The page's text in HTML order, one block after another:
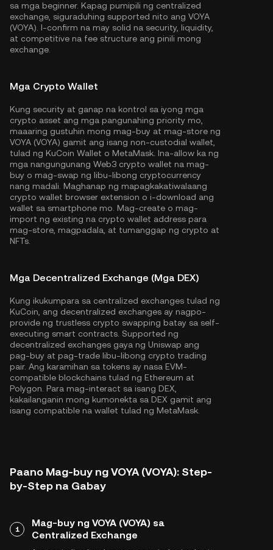
sa mga beginner. Kapag pumipili ng centralized
exchange, siguraduhing supported nito ang VOYA
(VOYA). I-confirm na may solid na security, liquidity,
at competitive na fee structure ang pinili mong
exchange.
Mga Crypto Wallet
Kung security at ganap na kontrol sa iyong mga
crypto asset ang mga pangunahing priority mo,
maaaring gustuhin mong mag-buy at mag-store ng
VOYA (VOYA) gamit ang isang non-custodial wallet,
tulad ng KuCoin Wallet o MetaMask. Ina-allow ka ng
mga nangungunang Web3 crypto wallet na mag-
buy o mag-swap ng libu-libong cryptocurrency
nang madali. Maghanap ng mapagkakatiwalaang
crypto wallet browser extension o i-download ang
wallet sa smartphone mo. Mag-create o mag-
import ng existing na crypto wallet address para
mag-store, magpadala, at tumanggap ng crypto at
NFTs.
Mga Decentralized Exchange (Mga DEX)
Kung ikukumpara sa centralized exchanges tulad ng
KuCoin, ang decentralized exchanges ay nagpo-
provide ng trustless crypto swapping batay sa self-
executing smart contracts. Supported ng
decentralized exchanges gaya ng Uniswap ang
pag-buy at pag-trade libu-libong crypto trading
pair. Ang karamihan sa tokens ay nasa EVM-
compatible blockchains tulad ng Ethereum at
Polygon . Para mag-interact sa isang DEX,
kakailanganin mong kumonekta sa DEX gamit ang
isang compatible na wallet tulad ng MetaMask.
Paano Mag-buy ng VOYA (VOYA): Step-
by-Step na Gabay
1
Mag-buy ng VOYA (VOYA) sa
Centralized Exchange